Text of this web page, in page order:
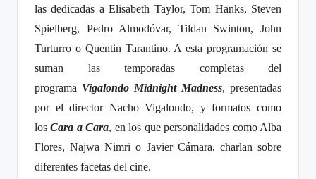
las dedicadas a Elisabeth Taylor, Tom Hanks, Steven
Spielberg, Pedro Almodóvar, Tildan Swinton, John
Turturro o Quentin Tarantino. A esta programación se
suman las temporadas completas del
programa Vigalondo Midnight Madness, presentadas
por el director Nacho Vigalondo, y formatos como
losCara a Cara, en los que personalidades como Alba
Flores, Najwa Nimri o Javier Cámara, charlan sobre
diferentes facetas del cine.